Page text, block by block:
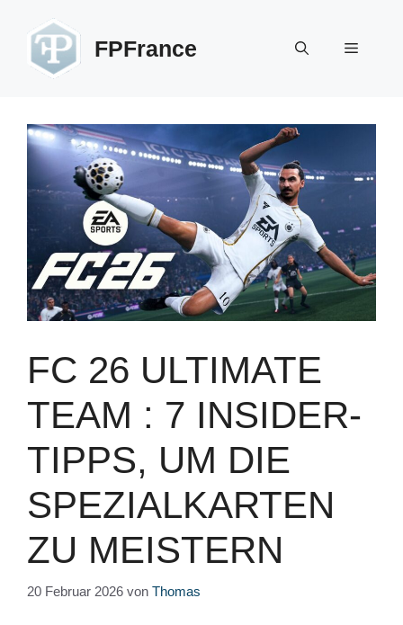
springen
FPFrance Menü
FC 26 ULTIMATE
TEAM : 7 INSIDER-
TIPPS, UM DIE
SPEZIALKARTEN
ZU MEISTERN
20 Februar 2026 von Thomas